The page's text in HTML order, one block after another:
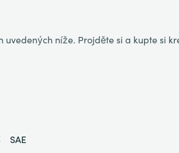
níže. Projděte si a kupte si
SAE